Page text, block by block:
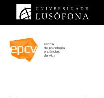
Saltar para o